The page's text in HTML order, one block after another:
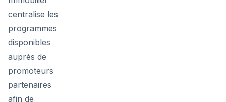
centralise les
programmes
disponibles
auprès de
promoteurs
partenaires
afin de